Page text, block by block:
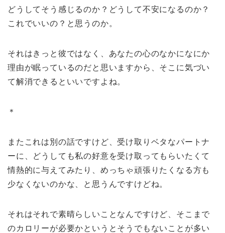
どうしてそう感じるのか？どうして不安になるのか？
これでいいの？と思うのか。
それはきっと彼ではなく、あなたの心のなかになにか
理由が眠っているのだと思いますから、そこに気づい
て解消できるといいですよね。
＊
またこれは別の話ですけど、受け取りベタなパートナ
ーに、どうしても私の好意を受け取ってもらいたくて
情熱的に与えてみたり、めっちゃ頑張りたくなる方も
少なくないのかな、と思うんですけどね。
それはそれで素晴らしいことなんですけど、そこまで
のカロリーが必要かというとそうでもないことが多い